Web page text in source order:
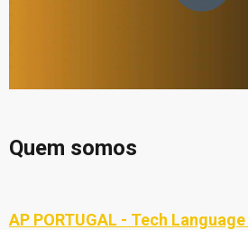
Quem somos
AP PORTUGAL - Tech